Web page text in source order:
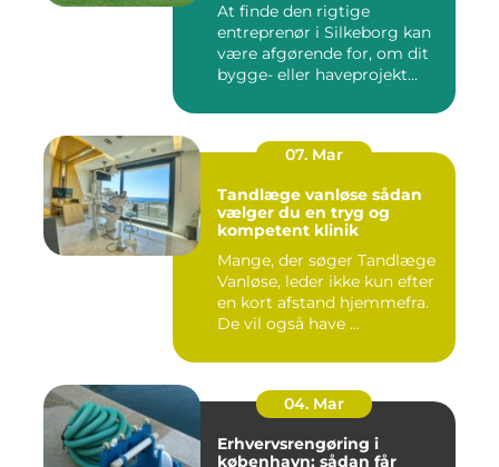
At finde den rigtige
entreprenør i Silkeborg kan
være afgørende for, om dit
bygge- eller haveprojekt...
07. Mar
Tandlæge vanløse sådan
vælger du en tryg og
kompetent klinik
Mange, der søger Tandlæge
Vanløse, leder ikke kun efter
en kort afstand hjemmefra.
De vil også have ...
04. Mar
Erhvervsrengøring i
københavn: sådan får